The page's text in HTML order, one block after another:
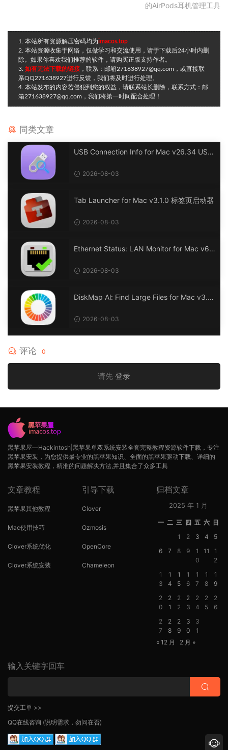
的AirPods耳机管理工具
1. 本站所有资源解压密码均为imacos.top
2. 本站资源收集于网络，仅做学习和交流使用，请于下载后24小时内删
除。如果你喜欢我们推荐的软件，请购买正版支持作者。
3. 如有无法下载的链接 ，联系：邮箱271638927@qq.com，或直接联
系QQ271638927进行反馈，我们将及时进行处理。
4. 本站发布的内容若侵犯到您的权益，请联系站长删除，联系方式：邮
箱271638927@qq.com，我们将第一时间配合处理！
同类文章
USB Connection Info for Mac v26.34 USB
2026-08-03
Tab Launcher for Mac v3.1.0 标签页启动器
2026-08-03
Ethernet Status: LAN Monitor for Mac v6.
2026-08-03
DiskMap Al: Find Large Files for Mac v3.1
2026-08-03
评论 0
请先 登录
黑苹果屋—Hackintosh|黑苹果单双系统安装全套完整教程资源软件下载，专注
黑苹果安装，为您提供最专业的黑苹果知识、全面的黑苹果驱动下载、详细的
黑苹果安装教程，精准的问题解决方法,并且集合了众多工具
文章教程
黑苹果其他教程
Mac使用技巧
Clover系统优化
Clover系统安装
引导下载
Clover
Ozmosis
OpenCore
Chameleon
归档文章
2025 年 1 月
一 二 三 四 五 六 日
1
2 3 4
5
6
7 8 9
1
0
11
1
2
1
3
1
4
1
5
1
6
1
7
1
8
1
9
2
0
2
1
2
2
2
3
2
4
2
5
2
6
2
7
2
8
2
9
3
0
3
1
« 12 月
2 月 »
输入关键字回车
提交工单 >>
QQ在线咨询 (说明需求，勿问在否)